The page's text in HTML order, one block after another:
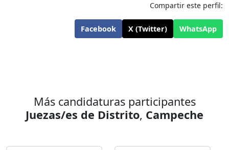
Compartir este perfil:
Facebook X (Twitter) WhatsApp
Más candidaturas participantes
Juezas/es de Distrito, Campeche